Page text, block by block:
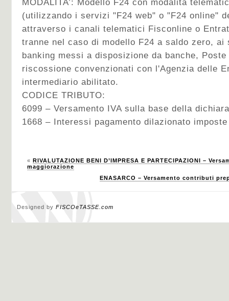
MODALITA’: Modello F24 con modalità
(utilizzando i servizi "F24 web" o "F24 online"
attraverso i canali telematici Fisconline o
tranne nel caso di modello F24 a saldo zero,
banking messi a disposizione da banche,
riscossione convenzionati con l'Agenzia delle
intermediario abilitato.
CODICE TRIBUTO:
6099 – Versamento IVA sulla base della
1668 – Interessi pagamento dilazionato
« RIVALUTAZIONE BENI D’IMPRESA E PARTECIPAZIONI –
maggiorazione
ENASARCO – Versamento contributi
Designed by FISCOeTASSE.com